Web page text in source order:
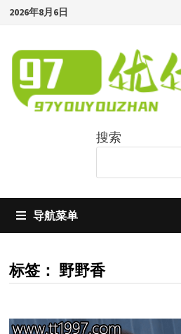
Skip
content
2026年8月6日
搜索
导航菜单
标签： 野野香